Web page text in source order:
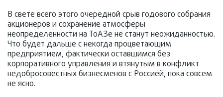
В свете всего этого очередной срыв годового собрания
акционеров и сохранение атмосферы
неопределенности на ТоАЗе не станут неожиданностью.
Что будет дальше с некогда процветающим
предприятием, фактически оставшимся без
корпоративного управления и втянутым в конфликт
недобросовестных бизнесменов с Россией, пока совсем
не ясно.